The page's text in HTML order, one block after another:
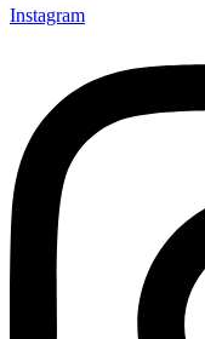
Instagram